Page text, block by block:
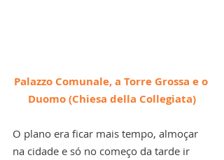
Palazzo Comunale, a Torre Grossa e o
Duomo (Chiesa della Collegiata)
O plano era ficar mais tempo, almoçar
na cidade e só no começo da tarde ir